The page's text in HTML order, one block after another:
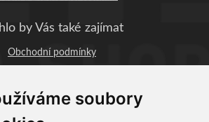
soubory
by Vás také zajímat
Obchodní podmínky
BAU Chrudim, s.r.o.